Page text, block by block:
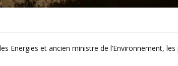
Energies et ancien ministre de l’Environnement,